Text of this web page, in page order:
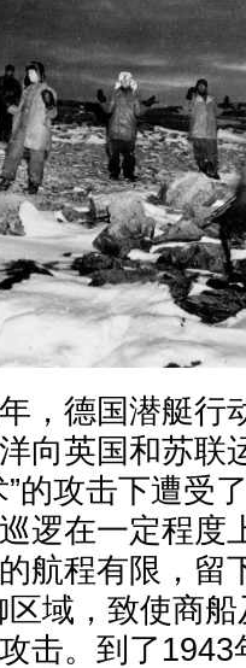
，德国潜艇行
向英国和苏联
的攻击下遭受
逻在一定程度
航程有限，留
区域，致使商
击。到了